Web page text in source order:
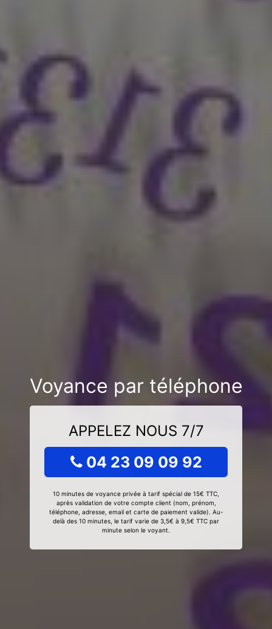
Voyance par téléphone
APPELEZ NOUS 7/7
04 23 09 09 92
10 minutes de voyance privée à tarif spécial de 15€ TTC,
après validation de votre compte client (nom, prénom,
téléphone, adresse, email et carte de paiement valide). Au-
delà des 10 minutes, le tarif varie de 3,5€ à 9,5€ TTC par
minute selon le voyant.